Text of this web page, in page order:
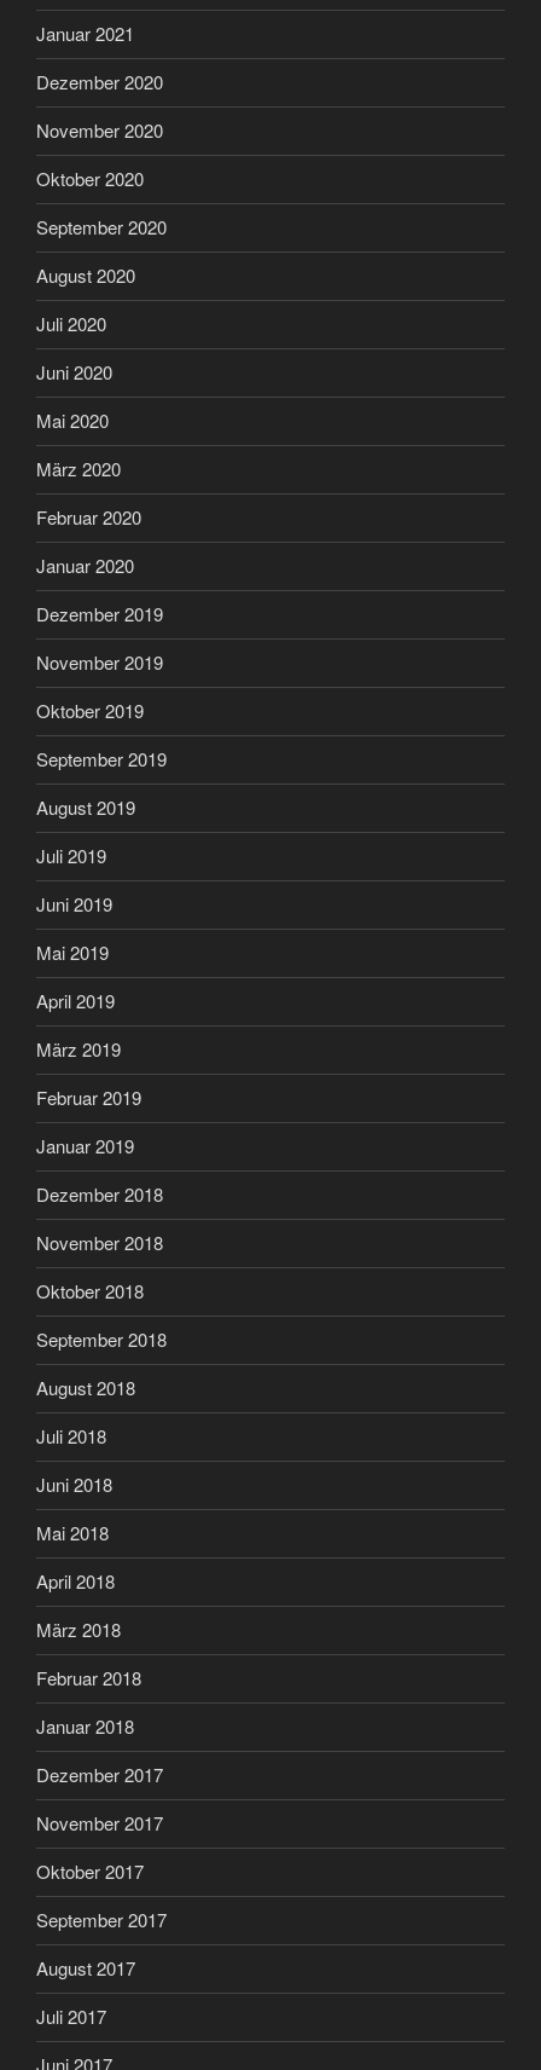
Januar 2021
Dezember 2020
November 2020
Oktober 2020
September 2020
August 2020
Juli 2020
Juni 2020
Mai 2020
März 2020
Februar 2020
Januar 2020
Dezember 2019
November 2019
Oktober 2019
September 2019
August 2019
Juli 2019
Juni 2019
Mai 2019
April 2019
März 2019
Februar 2019
Januar 2019
Dezember 2018
November 2018
Oktober 2018
September 2018
August 2018
Juli 2018
Juni 2018
Mai 2018
April 2018
März 2018
Februar 2018
Januar 2018
Dezember 2017
November 2017
Oktober 2017
September 2017
August 2017
Juli 2017
Juni 2017